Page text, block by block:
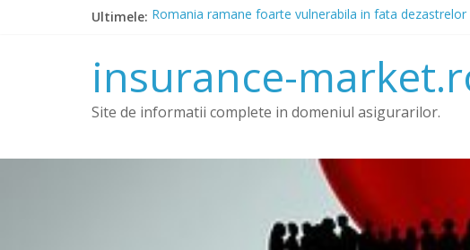
Ultimele: Romania ramane foarte vulnerabila in fata
BAAR a identificat anomalii majore in piata de
Amendă uriașă pe piața RCA: care-i compania care ar
insurance-
Site de informatii complete in domeniul asigurarilor.